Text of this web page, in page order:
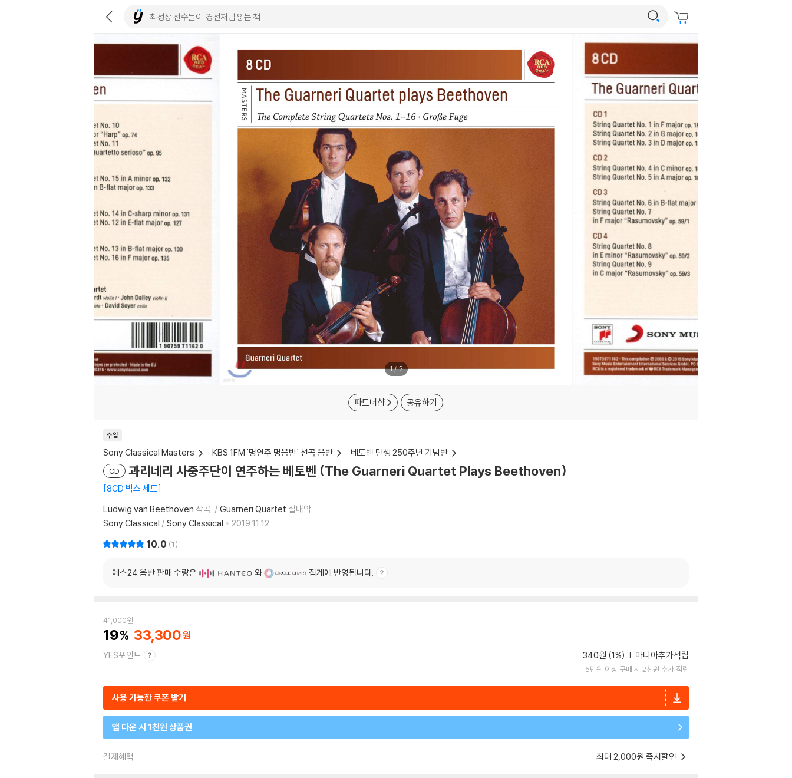
1/2
파트너샵 공유하기
수입
Sony Classical Masters KBS 1FM '명연주 명음반` 선곡 음반 베토벤 탄생 250주년 기념반
CD 과리네리 사중주단이 연주하는 베토벤 (The Guarneri Quartet Plays Beethoven)
8CD 박스 세트
Ludwig van Beethoven 작곡 Guarneri Quartet 실내악
Sony Classical / Sony Classical 2019.11.12.
10.0 1
예스24 음반 판매 수량은 와 집계에 반영됩니다.
41,000원
19 33,300
YES포인트 340원 (1%) 마니아추가적립
5만원 이상 구매 시 2천원 추가 적립
사용 가능한 쿠폰 받기
앱 다운 시 1천원 상품권
결제혜택 최대 2,000원 즉시할인